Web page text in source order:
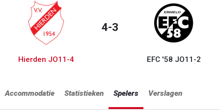
Hierden JO11-4
4-3
EFC '58 JO11-2
Accommodatie Statistieken Spelers Verslagen